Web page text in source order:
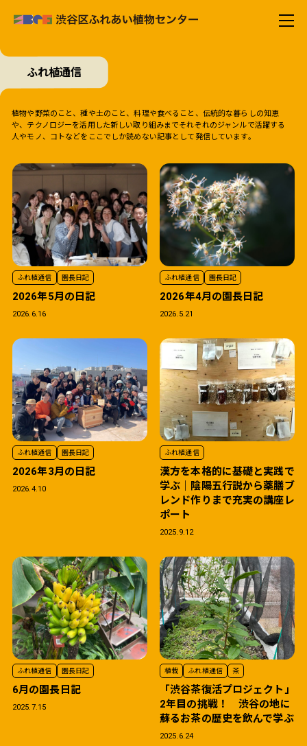
ふれ植通信
植物や野菜のこと、種や土のこと、料理や食べること、伝統的な暮らしの知恵
や、テクノロジーを活用した新しい取り組みまでそれぞれのジャンルで活躍する
人やモノ、コトなどをここでしか読めない記事として発信しています。
ふれ植通信 園長日記
2026年5月の日記
2026.6.16
ふれ植通信 園長日記
2026年4月の園長日記
2026.5.21
ふれ植通信 園長日記
2026年3月の日記
2026.4.10
ふれ植通信
漢方を本格的に基礎と実践で
学ぶ｜陰陽五行説から薬膳ブ
レンド作りまで充実の講座レ
ポート
2025.9.12
ふれ植通信 園長日記
6月の園長日記
2025.7.15
植栽 ふれ植通信 茶
「渋谷茶復活プロジェクト」
2年目の挑戦！ 渋谷の地に
蘇るお茶の歴史を飲んで学ぶ
2025.6.24